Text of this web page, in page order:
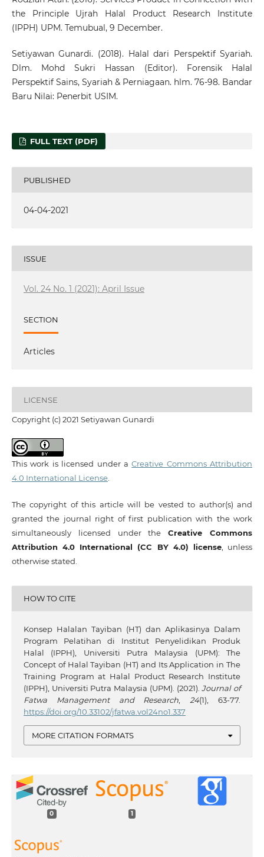
the Principle Ujrah Halal Product Research Institute
(IPPH) UPM. Temubual, 9 December.
Setiyawan Gunardi. (2018). Halal dari Perspektif Syariah.
Dlm. Mohd Sukri Hassan (Editor). Forensik Halal
Perspektif Sains, Syariah & Perniagaan. hlm. 76-98. Bandar
Baru Nilai: Penerbit USIM.
FULL TEXT (PDF)
PUBLISHED
04-04-2021
ISSUE
Vol. 24 No. 1 (2021): April Issue
SECTION
Articles
LICENSE
Copyright (c) 2021 Setiyawan Gunardi
This work is licensed under aCreative Commons Attribution
4.0 International License.
The copyright of this article will be vested to author(s) and
granted the journal right of first publication with the work
simultaneously licensed under theCreative Commons
Attribution 4.0 International (CC BY 4.0) license, unless
otherwise stated.
HOW TO CITE
Konsep Halalan Tayiban (HT) dan Aplikasinya Dalam
Program Pelatihan di Institut Penyelidikan Produk
Halal (IPPH), Universiti Putra Malaysia (UPM): The
Concept of Halal Tayiban (HT) and Its Application in The
Training Program at Halal Product Research Institute
(IPPH), Universiti Putra Malaysia (UPM). (2021).Journal of
Fatwa Management and Research
24(1), 63-77.
https://doi.org/10.33102/jfatwa.vol24no1.337
MORE CITATION FORMATS
0 1